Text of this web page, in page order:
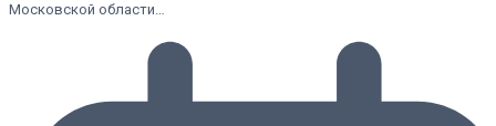
Московской области…